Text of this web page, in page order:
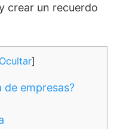
crear un recuerdo
]
empresas?